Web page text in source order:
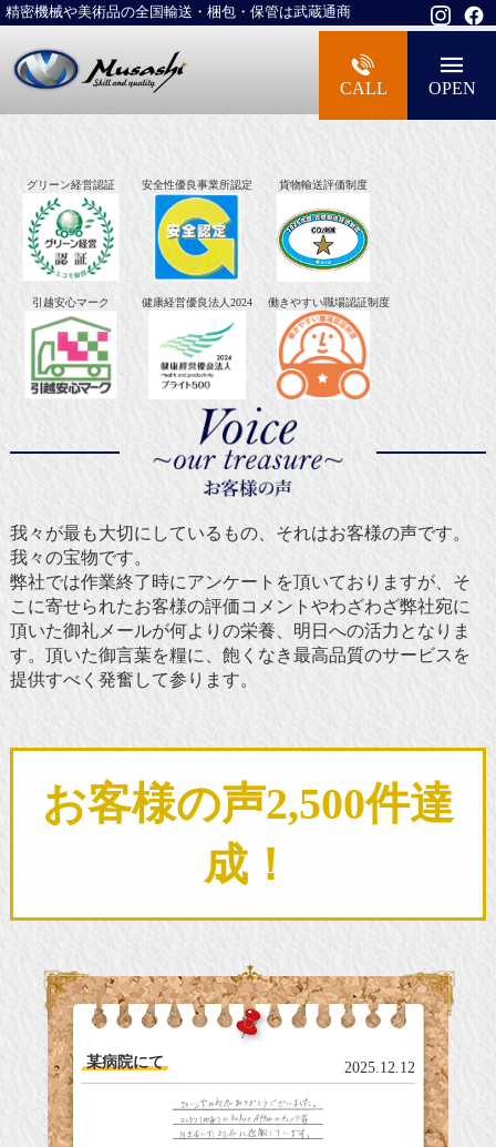
精密機械や美術品の全国輸送・梱包・保管は武蔵通商
大型精密機械・美術品・高級楽器の梱包・
CALL OPEN
グリーン経営認証 安全性優良事業所認定 貨物輸送評価制度
引越安心マーク 健康経営優良法人2024 働きやすい職場認証制度
我々が最も大切にしているもの、それはお客様の声です。
我々の宝物です。
弊社では作業終了時にアンケートを頂いておりますが、そ
こに寄せられたお客様の評価コメントやわざわざ弊社宛に
頂いた御礼メールが何よりの栄養、明日への活力となりま
す。頂いた御言葉を糧に、飽くなき最高品質のサービスを
提供すべく発奮して参ります。
お客様の声2,500件達
成！
某病院にて 2025.12.12